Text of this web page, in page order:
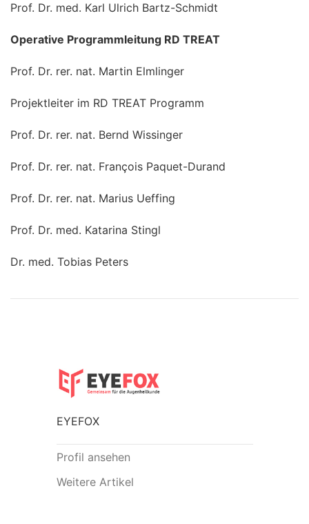
Prof. Dr. med. Karl Ulrich Bartz-Schmidt
Operative Programmleitung RD TREAT
Prof. Dr. rer. nat. Martin Elmlinger
Projektleiter im RD TREAT Programm
Prof. Dr. rer. nat. Bernd Wissinger
Prof. Dr. rer. nat. François Paquet-Durand
Prof. Dr. rer. nat. Marius Ueffing
Prof. Dr. med. Katarina Stingl
Dr. med. Tobias Peters
EYEFOX
Profil ansehen
Weitere Artikel